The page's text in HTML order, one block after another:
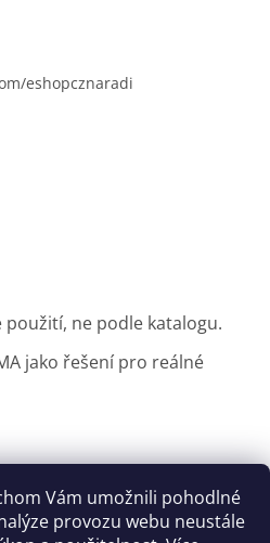
Vám umožnili pohodlné
provozu webu neustále
eshopcznaradi
použití, ne podle katalogu.
jako řešení pro reálné
Možností platby
svářečky